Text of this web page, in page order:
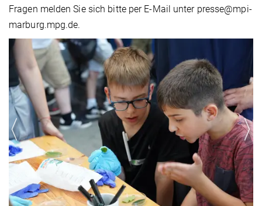
Fragen melden Sie sich bitte per E-Mail unter presse@mpi-
marburg.mpg.de.